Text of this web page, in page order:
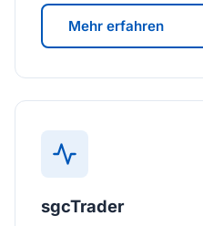
Mehr erfahren
sgcTrader